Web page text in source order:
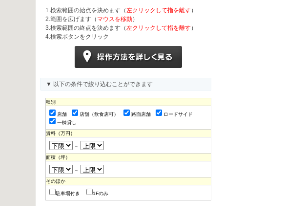
1.検索範囲の始点を決めます（左クリックして指を離す）
2.範囲を広げます（ マウスを移動）
3.検索範囲の終点を決めます（左クリックして指を離す）
4.検索ボタンをクリック
▼ 以下の条件で絞り込むことができます
種別
店舗 店舗（飲食店可） 路面店舗
ロードサイド
一棟貸し
賃料（万円）
～
面積（坪）
～
そのほか
駐車場付き 1Fのみ